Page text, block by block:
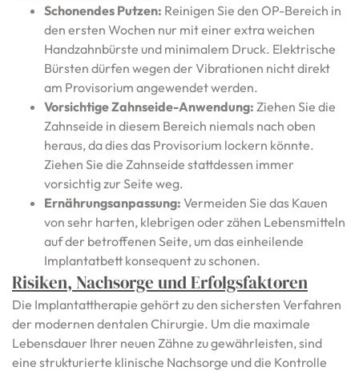
Schonendes Putzen: Reinigen Sie den OP-Bereich in
den ersten Wochen nur mit einer extra weichen
Handzahnbürste und minimalem Druck. Elektrische
Bürsten dürfen wegen der Vibrationen nicht direkt
am Provisorium angewendet werden.
Vorsichtige Zahnseide-Anwendung: Ziehen Sie die
Zahnseide in diesem Bereich niemals nach oben
heraus, da dies das Provisorium lockern könnte.
Ziehen Sie die Zahnseide stattdessen immer
vorsichtig zur Seite weg.
Ernährungsanpassung: Vermeiden Sie das Kauen
von sehr harten, klebrigen oder zähen Lebensmitteln
auf der betroffenen Seite, um das einheilende
Implantatbett konsequent zu schonen.
Risiken, Nachsorge und Erfolgsfaktoren
Die Implantattherapie gehört zu den sichersten Verfahren
der modernen dentalen Chirurgie. Um die maximale
Lebensdauer Ihrer neuen Zähne zu gewährleisten, sind
eine strukturierte klinische Nachsorge und die Kontrolle